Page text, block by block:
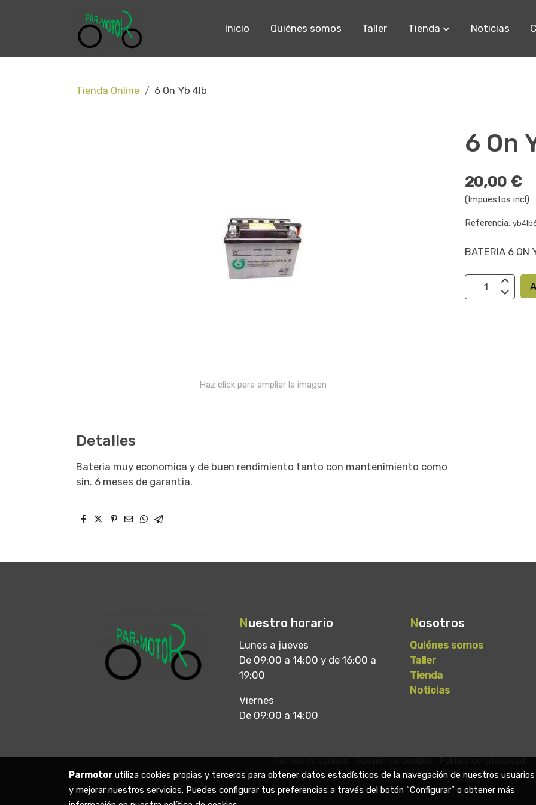
Inicio Quiénes somos Taller Tienda Noticias
Tienda Online 6 On Yb 4lb
Haz click para ampliar la imagen
Detalles
Bateria muy economica y de buen rendimiento tanto con mantenimiento como
sin. 6 meses de garantia.
6 On
20,00 €
(Impuestos incl)
Referencia:
BATERIA 6 ON
Nuestro horario
Lunes a jueves
De 09:00 a 14:00 y de 16:00 a
19:00
Viernes
De 09:00 a 14:00
Nosotros
Quiénes somos
Taller
Tienda
Noticias
Política de cookies Gestión de cookies
Política de privacidad
Parmotorutiliza cookies propias y terceros para obtener datos estadísticos de la navegación de nuestros usuarios
y mejorar nuestros servicios. Puedes configurar tus preferencias a través del botón “Configurar” o obtener más